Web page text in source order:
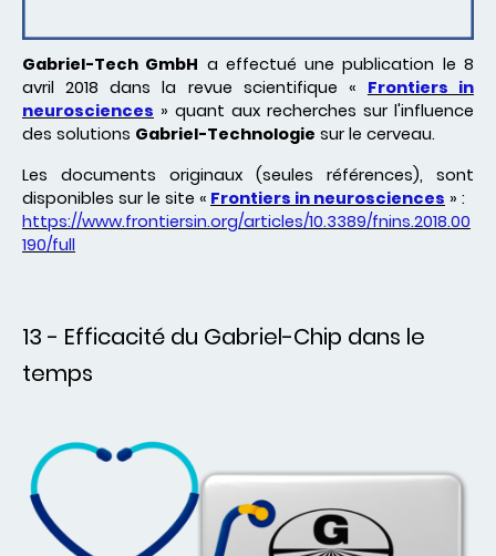
Gabriel-Tech GmbH a effectué une publication le 8
avril 2018 dans la revue scientifique « Frontiers in
neurosciences » quant aux recherches sur l'influence
des solutions Gabriel-Technologie sur le cerveau.
Les documents originaux (seules références), sont
disponibles sur le site « Frontiers in neurosciences » :
https://www.frontiersin.org/articles/10.3389/fnins.2018.00
190/full
13 - Efficacité du Gabriel-Chip dans le
temps